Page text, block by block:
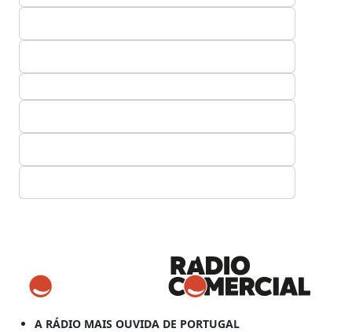
A RÁDIO MAIS OUVIDA DE PORTUGAL